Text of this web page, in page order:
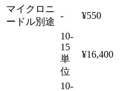
マイクロニ
ードル別途
- ¥550
10-
15
単
位
¥16,400
10-